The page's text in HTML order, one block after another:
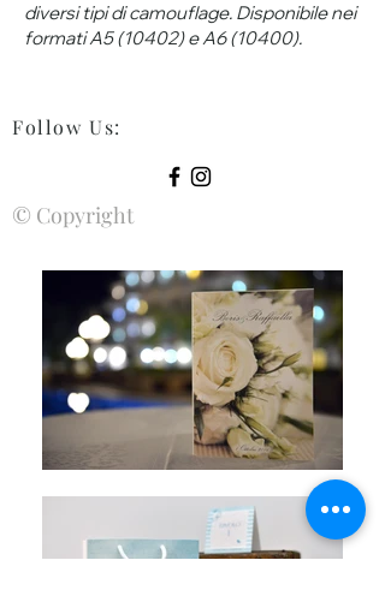
diversi tipi di camouflage. Disponibile nei
formati A5 (10402) e A6 (10400).
Follow Us:
© Copyright